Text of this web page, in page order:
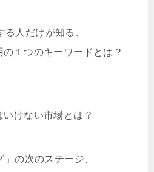
る人だけが知る、
１つのキーワードとは？
けない市場とは？
」の次のステージ、